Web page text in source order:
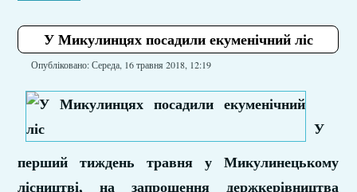
У Микулинцях посадили екуменічний ліс
Опубліковано: Середа, 16 травня 2018, 12:19
У
перший тиждень травня у Микулинецькому
лісництві, на запрошення держкерівництва